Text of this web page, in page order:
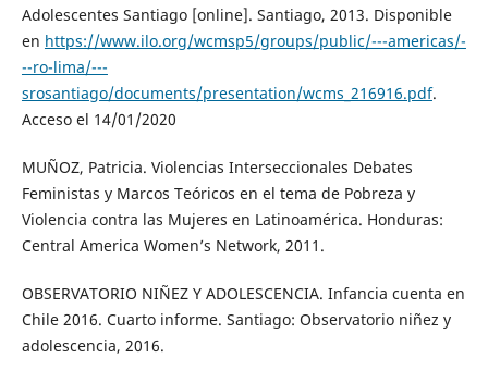
Adolescentes Santiago [online]. Santiago, 2013. Disponible
en https://www.ilo.org/wcmsp5/groups/public/---americas/-
--ro-lima/---
srosantiago/documents/presentation/wcms_216916.pdf.
Acceso el 14/01/2020
MUÑOZ, Patricia. Violencias Interseccionales Debates
Feministas y Marcos Teóricos en el tema de Pobreza y
Violencia contra las Mujeres en Latinoamérica. Honduras:
Central America Women’s Network, 2011.
OBSERVATORIO NIÑEZ Y ADOLESCENCIA. Infancia cuenta en
Chile 2016. Cuarto informe. Santiago: Observatorio niñez y
adolescencia, 2016.